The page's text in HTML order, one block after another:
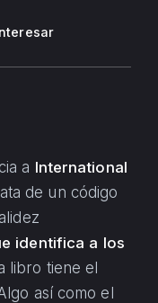
a International
de un código
identifica a los
libro tiene el
así como el